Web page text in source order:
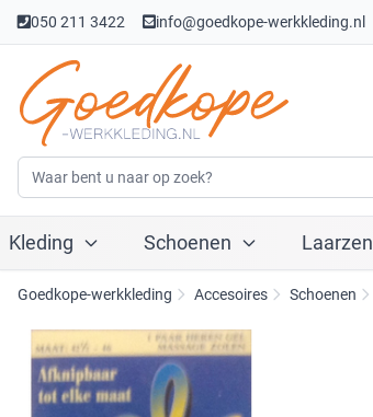
050 211 3422 info@goedkope-werkkleding.nl
Kleding Schoenen Laarzen
Goedkope-werkkleding Accesoires Schoenen